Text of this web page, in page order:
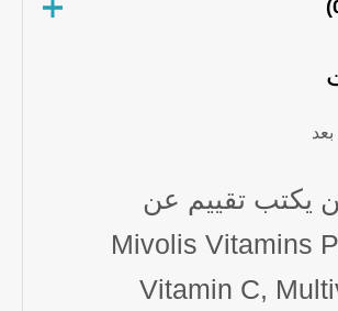
يكتب تقييم عن
“Mivolis Vitamins
Vitamin C,